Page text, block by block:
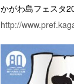
かがわ島フェスタ
http://